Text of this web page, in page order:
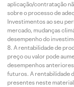
aplicação/contratação
sobre o processo de
Investimentos ao seu
mercado, mudanças
desempenho do
A rentabilidade de
preço ou valor pode
desempenhos
futuros. A rentabilidade
presentes neste